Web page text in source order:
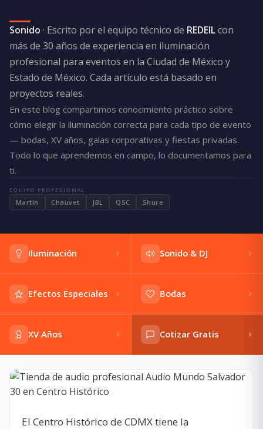
Sonido · Escrito por el equipo técnico de REDEILcon
más de 30 años de experiencia en iluminación
profesional para eventos en la Ciudad de México y
Estado de México. Cada artículo está basado en
proyectos reales.
En este blog compartimos conocimiento práctico sobre
cómo elegir la iluminación correcta para cada tipo de evento
— bodas, XV años, galas corporativas y fiestas privadas.
Todo lo que aprendemos en campo, lo documentamos para
ti.
EQUIPO PROFESIONAL
Martin Chauvet JBL QSC Shure
Iluminación Sonido & DJ
Efectos Especiales Bodas
XV Años Cotizar Gratis
El Centro Histórico de CDMX tiene la